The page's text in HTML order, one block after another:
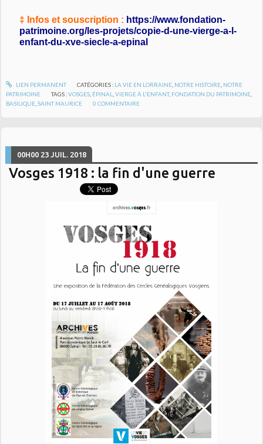
‡ Infos et souscription : https://www.fondation-
patrimoine.org/les-projets/copie-d-une-vierge-a-l-
enfant-du-xve-siecle-a-epinal
LIEN PERMANENT CATÉGORIES : LA VIE EN LORRAINE, NOTRE HISTOIRE, NOTRE
PATRIMOINE
TAGS :VOSGES ÉPINAL ,VIERGE À L'ENFANT, FONDATION DU PATRIMOINE
BASILIQUE ,SAINT MAURICE 0 COMMENTAIRE
00H00 23 JUIL. 2018
Vosges 1918 : la fin d'une guerre